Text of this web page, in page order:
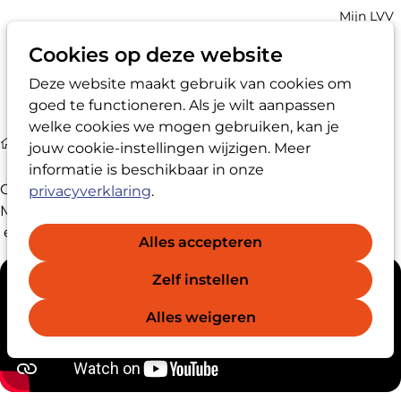
Cookies op deze website
Deze website maakt gebruik van cookies om
goed te functioneren. Als je wilt aanpassen
welke cookies we mogen gebruiken, kan je
jouw cookie-instellingen wijzigen. Meer
informatie is beschikbaar in onze
privacyverklaring.
Alles accepteren
Zelf instellen
Alles weigeren
Zoek
Account
Mijn LVV
Media Aftermovie LVV-jubileumcongres 2024
Op 4 juni 2024 vond het LVV-jubileumcongres plaats.
Met deze aftermovie blikken we terug op een
enerverende, magische, onvergetelijke dag: